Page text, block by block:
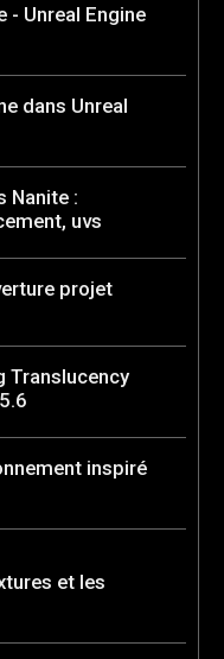
- Unreal Engine
dans Unreal
Nanite :
uvs
projet
Translucency
inspiré
et les